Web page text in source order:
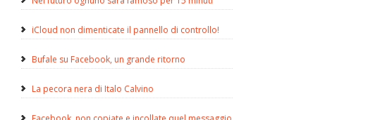
iCloud non dimenticate il pannello di controllo!
Bufale su Facebook, un grande ritorno
La pecora nera di Italo Calvino